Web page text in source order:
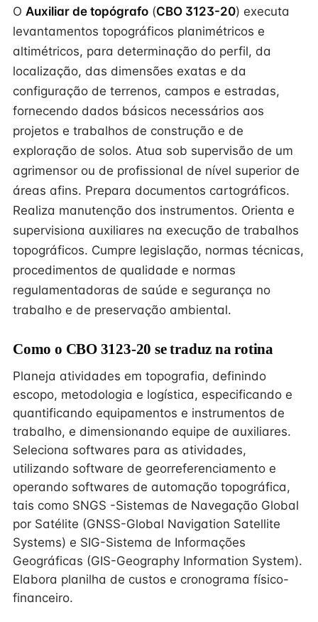
O Auxiliar de topógrafo (CBO 3123-20) executa
levantamentos topográficos planimétricos e
altimétricos, para determinação do perfil, da
localização, das dimensões exatas e da
configuração de terrenos, campos e estradas,
fornecendo dados básicos necessários aos
projetos e trabalhos de construção e de
exploração de solos. Atua sob supervisão de um
agrimensor ou de profissional de nível superior de
áreas afins. Prepara documentos cartográficos.
Realiza manutenção dos instrumentos. Orienta e
supervisiona auxiliares na execução de trabalhos
topográficos. Cumpre legislação, normas técnicas,
procedimentos de qualidade e normas
regulamentadoras de saúde e segurança no
trabalho e de preservação ambiental.
Como o CBO 3123-20 se traduz na rotina
Planeja atividades em topografia, definindo
escopo, metodologia e logística, especificando e
quantificando equipamentos e instrumentos de
trabalho, e dimensionando equipe de auxiliares.
Seleciona softwares para as atividades,
utilizando software de georreferenciamento e
operando softwares de automação topográfica,
tais como SNGS -Sistemas de Navegação Global
por Satélite (GNSS-Global Navigation Satellite
Systems) e SIG-Sistema de Informações
Geográficas (GIS-Geography Information System).
Elabora planilha de custos e cronograma físico-
financeiro.